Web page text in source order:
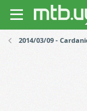
2014/03/09 -